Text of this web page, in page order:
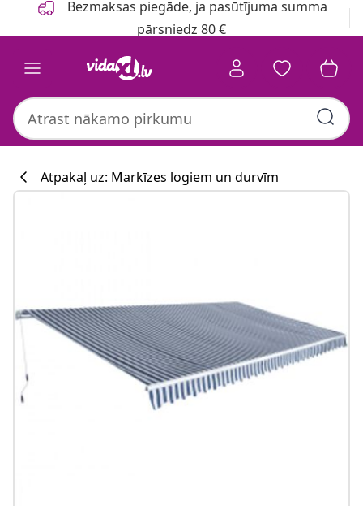
Bezmaksas piegāde, ja pasūtījuma summa
pārsniedz 80 €
Atpakaļ uz: Markīzes logiem un durvīm